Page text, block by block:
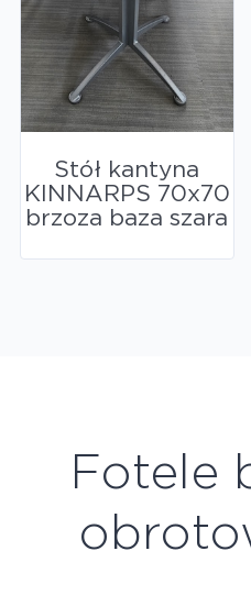
Stół kantyna
KINNARPS 70x70
brzoza baza szara
Fotele